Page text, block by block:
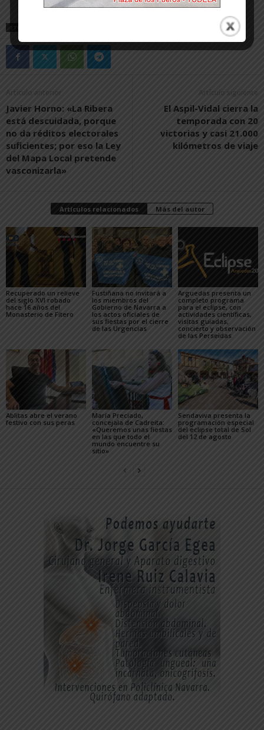
Artículo anterior
Javier Horno: «La Ribera
está descuidada, porque
no da réditos electorales
suficientes; por eso la Ley
del Mapa Local pretende
vasconizarla»
Artículo siguiente
El Aspil-Vidal cierra la
temporada con 20
victorias y casi 21.000
kilómetros de viaje
Artículos relacionados Más del autor
Recuperado un relieve
del siglo XVI robado
hace 16 años del
Monasterio de Fitero
Fustiñana no invitará a
los miembros del
Gobierno de Navarra a
los actos oficiales de
sus fiestas por el cierre
de las Urgencias
Arguedas presenta un
completo programa
para el eclipse, con
actividades científicas,
visitas guiadas,
concierto y observación
de las Perseidas
Ablitas abre el verano
festivo con sus peras
María Preciado,
concejala de Cadreita:
«Queremos unas fiestas
en las que todo el
mundo encuentre su
sitio»
Sendaviva presenta la
programación especial
del eclipse total de Sol
del 12 de agosto